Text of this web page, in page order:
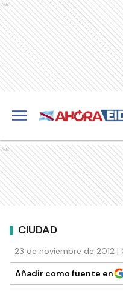
Ads
Ads
CIUDAD
23 de noviembre de 2012 |
Añadir como fuente en